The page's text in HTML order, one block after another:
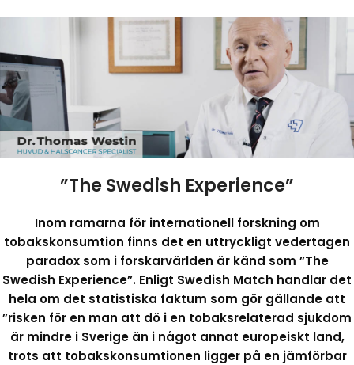
”The Swedish Experience”
Inom ramarna för internationell forskning om
tobakskonsumtion finns det en uttryckligt vedertagen
paradox som i forskarvärlden är känd som ”The
Swedish Experience”. Enligt Swedish Match handlar det
hela om det statistiska faktum som gör gällande att
”risken för en man att dö i en tobaksrelaterad sjukdom
är mindre i Sverige än i något annat europeiskt land,
trots att tobakskonsumtionen ligger på en jämförbar